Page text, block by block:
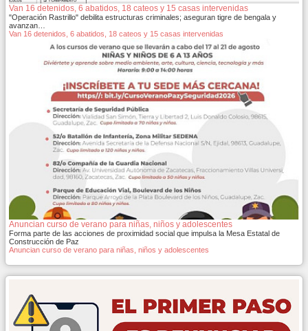
Van 16 detenidos, 6 abatidos, 18 cateos y 15 casas intervenidas
"Operación Rastrillo" debilita estructuras criminales; aseguran tigre de bengala y
avanzan…
Van 16 detenidos, 6 abatidos, 18 cateos y 15 casas intervenidas
Anuncian curso de verano para niñas, niños y adolescentes
Forma parte de las acciones de proximidad social que impulsa la Mesa Estatal de
Construcción de Paz
Anuncian curso de verano para niñas, niños y adolescentes